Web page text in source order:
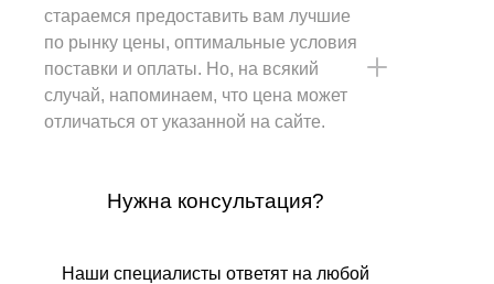
стараемся предоставить вам лучшие
по рынку цены, оптимальные условия
поставки и оплаты. Но, на всякий
случай, напоминаем, что цена может
отличаться от указанной на сайте.
Нужна консультация?
Наши специалисты ответят на любой